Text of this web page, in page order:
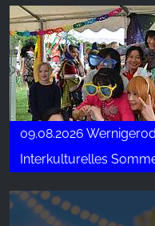
09.08.2026
Interkulturelles
Cookie duration:
3个月 - 1年
统计数据
统计Cookies以匿
于我们了解访问者
Name: